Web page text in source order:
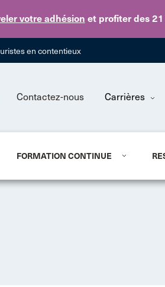
votre adhésion et profiter des
Skip to main
en contentieux
Contactez-nous Carrières
FORMATION CONTINUE